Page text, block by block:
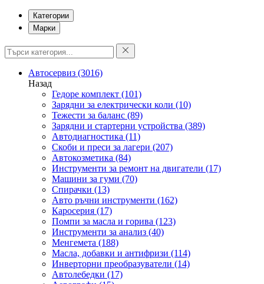
Категории
Марки
Автосервиз (3016)
Назад
Гедоре комплект (101)
Зарядни за електрически коли (10)
Тежести за баланс (89)
Зарядни и стартерни устройства (389)
Автодиагностика (11)
Скоби и преси за лагери (207)
Автокозметика (84)
Инструменти за ремонт на двигатели (17)
Машини за гуми (70)
Спирачки (13)
Авто ръчни инструменти (162)
Каросерия (17)
Помпи за масла и горива (123)
Инструменти за анализ (40)
Менгемета (188)
Масла, добавки и антифризи (114)
Инверторни преобразуватели (14)
Автолебедки (17)